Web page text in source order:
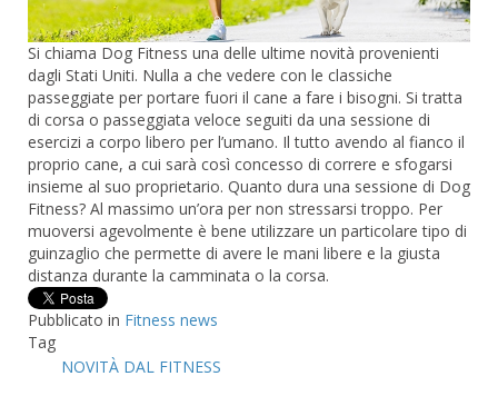
Si chiama Dog Fitness una delle ultime novità provenienti
dagli Stati Uniti. Nulla a che vedere con le classiche
passeggiate per portare fuori il cane a fare i bisogni. Si tratta
di corsa o passeggiata veloce seguiti da una sessione di
esercizi a corpo libero per l’umano. Il tutto avendo al fianco il
proprio cane, a cui sarà così concesso di correre e sfogarsi
insieme al suo proprietario. Quanto dura una sessione di Dog
Fitness? Al massimo un’ora per non stressarsi troppo. Per
muoversi agevolmente è bene utilizzare un particolare tipo di
guinzaglio che permette di avere le mani libere e la giusta
distanza durante la camminata o la corsa.
Pubblicato in Fitness news
Tag
NOVITÀ DAL FITNESS